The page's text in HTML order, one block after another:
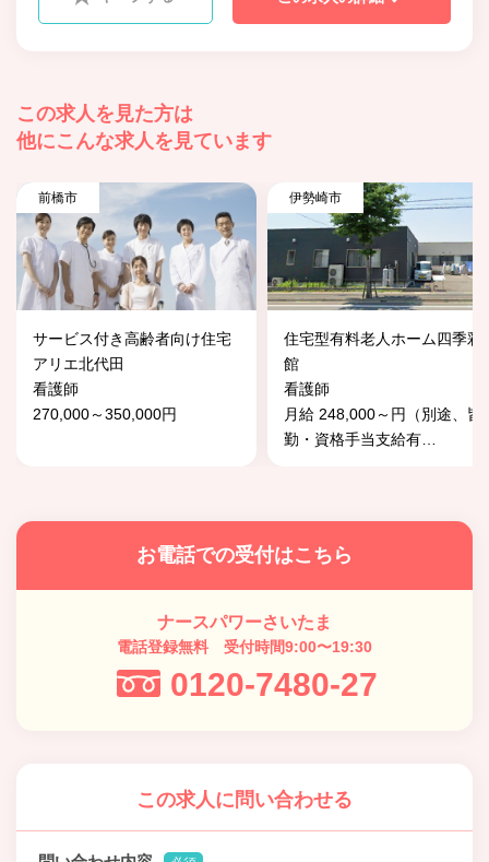
この求人を見た方は
他にこんな求人を見ています
前橋市
サービス付き高齢者向け住宅
アリエ北代田
看護師
270,000～350,000円
伊勢崎市
住宅型有料老人ホーム四季彩
館
看護師
月給 248,000～円（別途、皆
勤・資格手当支給有
お電話での受付はこちら
ナースパワーさいたま
電話登録無料 受付時間9:00〜19:30
0120-7480-27
この求人に問い合わせる